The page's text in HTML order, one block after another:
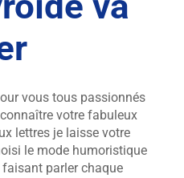
vous tous passionnés
votre fabuleux
lettres je laisse votre
le mode humoristique
parler chaque